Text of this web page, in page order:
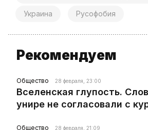
Украина Русофобия
Рекомендуем
Общество 28 февраля, 23:00
Вселенская глупость.
унире не согласовали с
Общество 28 февраля, 21:09